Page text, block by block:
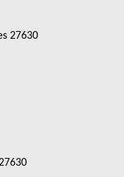
27630